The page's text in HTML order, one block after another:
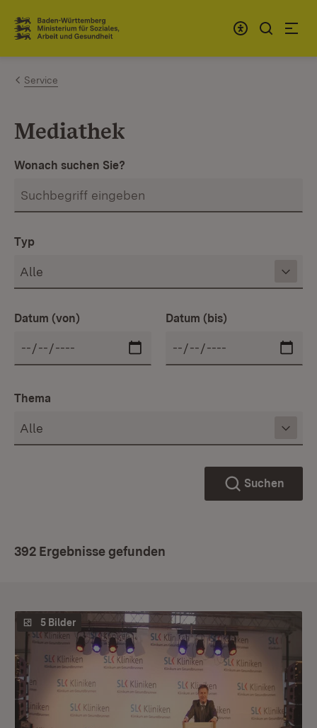
Zum Inhalt springen
Link zur Startseite
Service
Mediathek
Wonach suchen Sie?
Typ
Datum (von) Datum (bis)
Thema
Suchen
392 Ergebnisse gefunden
5 Bilder